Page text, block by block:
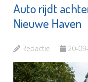
Auto rijdt
Nieuwe Haven
Redactie 20-